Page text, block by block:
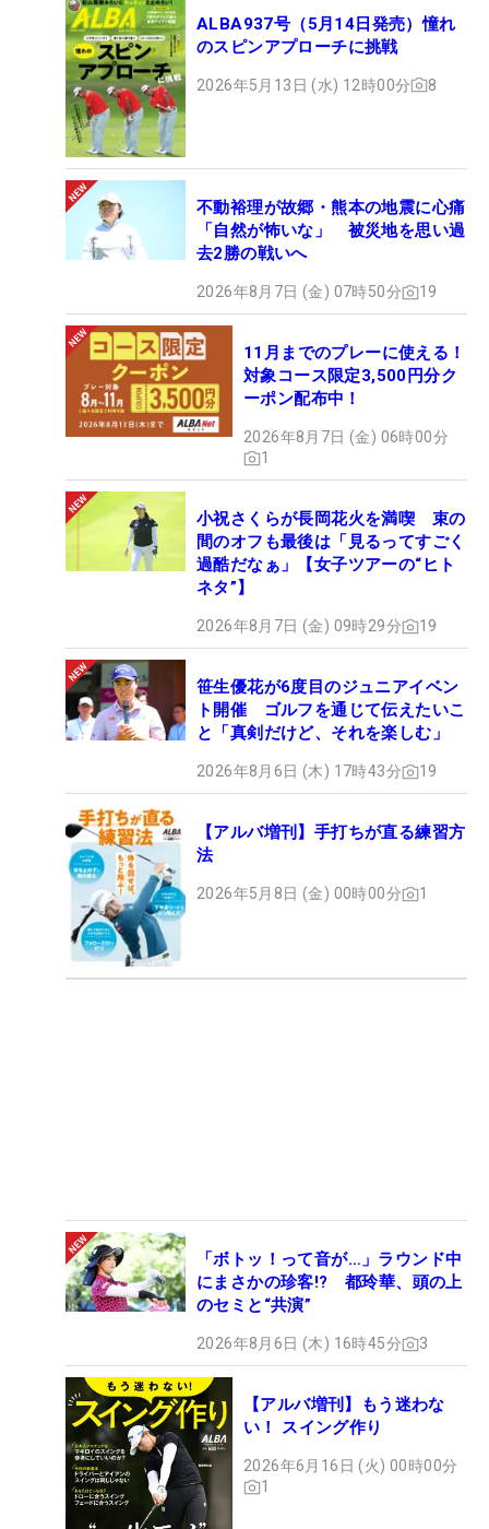
ALBA937号（5月14日発売）憧れ
のスピンアプローチに挑戦
2026年5月13日 (水) 12時00分 8
不動裕理が故郷・熊本の地震に心痛
「自然が怖いな」 被災地を思い過
去2勝の戦いへ
2026年8月7日 (金) 07時50分 19
11月までのプレーに使える！
対象コース限定3,500円分ク
ーポン配布中！
2026年8月7日 (金) 06時00分
1
小祝さくらが長岡花火を満喫 束の
間のオフも最後は「見るってすごく
過酷だなぁ」【女子ツアーの“ヒト
ネタ”】
2026年8月7日 (金) 09時29分 19
笹生優花が6度目のジュニアイベン
ト開催 ゴルフを通じて伝えたいこ
と「真剣だけど、それを楽しむ」
2026年8月6日 (木) 17時43分 19
【アルバ増刊】手打ちが直る練習方
法
2026年5月8日 (金) 00時00分 1
「ボトッ！って音が…」ラウンド中
にまさかの珍客!? 都玲華、頭の上
のセミと“共演”
2026年8月6日 (木) 16時45分 3
【アルバ増刊】もう迷わな
い！ スイング作り
2026年6月16日 (火) 00時00分
1